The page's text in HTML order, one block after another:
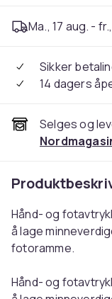
Ma., 17 aug. -
Sikker
14 dagers
Selges og
Hånd- og
å lage
fotoramme.
Hånd- og